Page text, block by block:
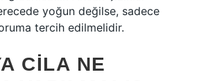
yoğun değilse, sadece
tercih edilmelidir.
CILA NE